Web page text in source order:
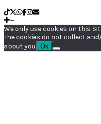
We only use cookies on this
the cookies do not collect
about you. Ok